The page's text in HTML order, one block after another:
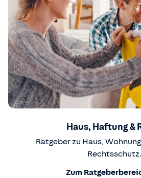
Haus, Haftung &
Ratgeber zu Haus,
Rechtsschutz.
Zum